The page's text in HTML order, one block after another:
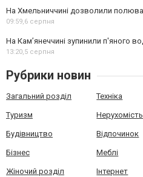
На Хмельниччині дозволили
09:59,6 серпня
На Камʼянеччині зупинили п'яного
13:20,5 серпня
Рубрики новин
Загальний розділ Техніка
Туризм Нерухомість
Будівництво Відпочинок
Бізнес Меблі
Жіночий розділ Інтернет